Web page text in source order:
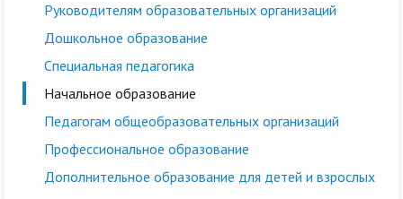
Руководителям образовательных организаций
Дошкольное образование
Специальная педагогика
Начальное образование
Педагогам общеобразовательных организаций
Профессиональное образование
Дополнительное образование для детей и взрослых